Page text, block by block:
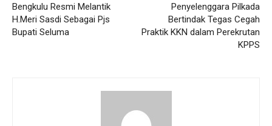
Bengkulu Resmi Melantik
H.Meri Sasdi Sebagai Pjs
Bupati Seluma
Penyelenggara Pilkada
Bertindak Tegas Cegah
Praktik KKN dalam Perekrutan
KPPS